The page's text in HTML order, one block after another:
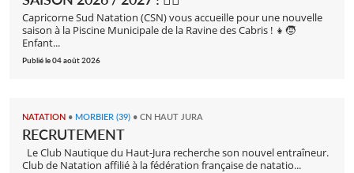
Capricorne Sud Natation (CSN) vous accueille pour une nouvelle
saison à la Piscine Municipale de la Ravine des Cabris ! 👧🧒
Enfant...
Publié le 04 août 2026
NATATION • MORBIER (39) • CN HAUT JURA
RECRUTEMENT
Le Club Nautique du Haut-Jura recherche son nouvel entraîneur.
Club de Natation affilié à la fédération française de natatio...